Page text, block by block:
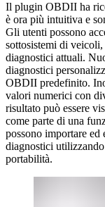
Il plugin OBDII ha
è ora più intuitiva e
Gli utenti possono
sottosistemi di
diagnostici attuali.
diagnostici
OBDII predefinito.
valori numerici con
risultato può essere
come parte di una
possono importare ed
diagnostici
portabilità.